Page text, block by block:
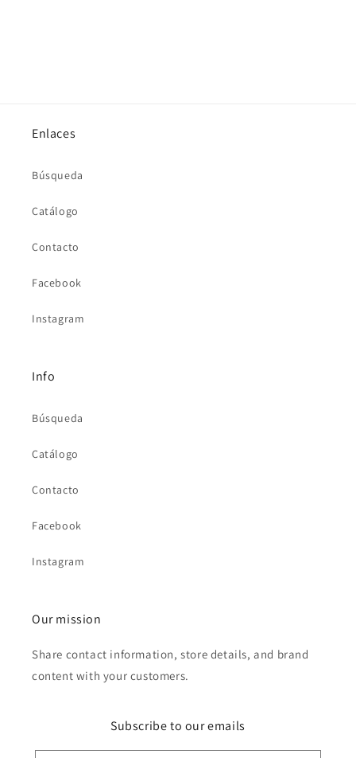
Enlaces
Búsqueda
Catálogo
Contacto
Facebook
Instagram
Info
Búsqueda
Catálogo
Contacto
Facebook
Instagram
Our mission
Share contact information, store details, and brand
content with your customers.
Subscribe to our emails